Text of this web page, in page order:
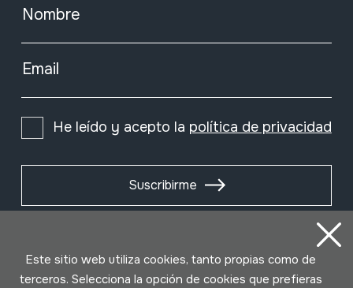
Nombre
Email
He leído y acepto la política de privacidad
Suscribirme
Este sitio web utiliza cookies, tanto propias como de
terceros. Selecciona la opción de cookies que prefieras